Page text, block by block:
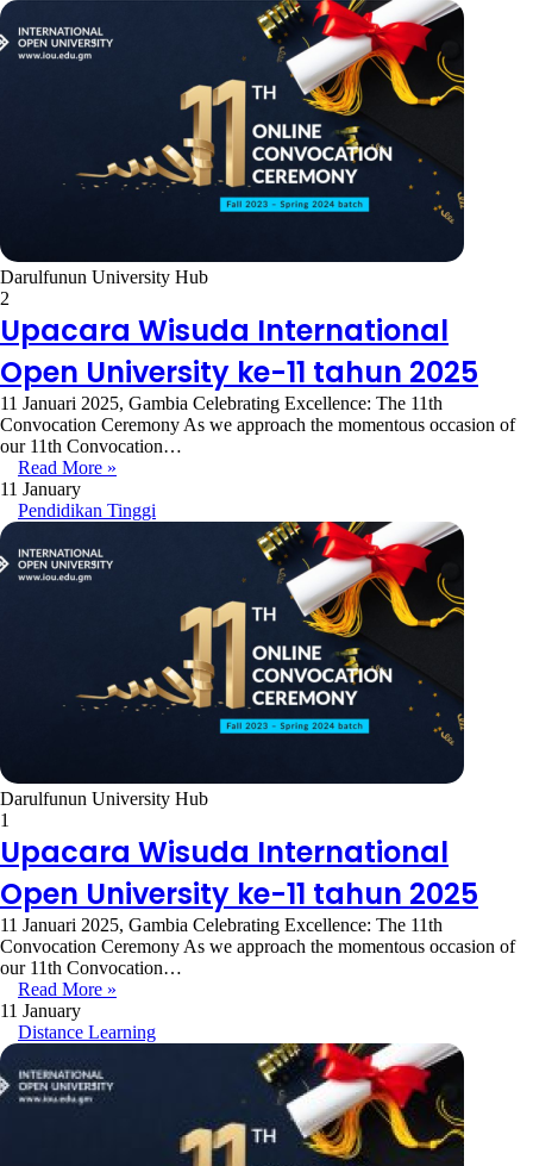
Darulfunun University Hub
2
Upacara Wisuda International
Open University ke-11 tahun 2025
11 Januari 2025, Gambia Celebrating Excellence: The 11th
Convocation Ceremony As we approach the momentous occasion of
our 11th Convocation…
Read More »
11 January
Pendidikan Tinggi
Darulfunun University Hub
1
Upacara Wisuda International
Open University ke-11 tahun 2025
11 Januari 2025, Gambia Celebrating Excellence: The 11th
Convocation Ceremony As we approach the momentous occasion of
our 11th Convocation…
Read More »
11 January
Distance Learning